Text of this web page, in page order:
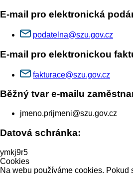
E-mail pro elektronická
podatelna@szu.gov.cz
E-mail pro elektronickou
fakturace@szu.gov.cz
Běžný tvar e-mailu
jmeno.prijmeni@szu.gov.cz
Datová schránka:
ymkj9r5
Cookies
Na webu používáme cookies. Pokud